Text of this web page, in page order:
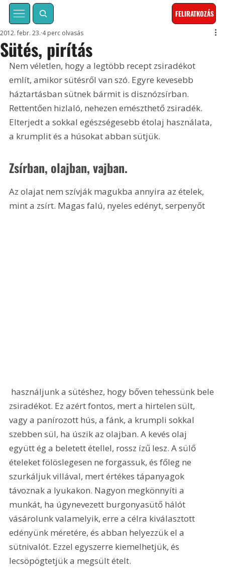
FELIRATKOZÁS
Sütés, pirítás
2012. febr. 23. 4 perc olvasás
Nem véletlen, hogy a legtöbb recept zsiradékot
említ, amikor sütésről van szó. Egyre kevesebb
háztartásban sütnek bármit is disznózsírban.
Rettentően hizlaló, nehezen emészthető zsiradék.
Elterjedt a sokkal egészségesebb étolaj használata,
a krumplit és a húsokat abban sütjük.
Zsírban, olajban, vajban.
Az olajat nem szívják magukba annyira az ételek,
mint a zsírt. Magas falú, nyeles edényt, serpenyőt
zsiradékot. Ez azért fontos, mert a hirtelen sült,
vagy a panírozott hús, a fánk, a krumpli sokkal
szebben sül, ha úszik az olajban. A kevés olaj
együtt ég a beletett étellel, rossz ízű lesz. A sülő
ételeket fölöslegesen ne forgassuk, és főleg ne
szurkáljuk villával, mert értékes tápanyagok
távoznak a lyukakon. Nagyon megkönnyíti a
munkát, ha úgynevezett burgonyasütő hálót
vásárolunk valamelyik, erre a célra kiválasztott
edényünk méretére, és abban helyezzük el a
sütnivalót. Ezzel egyszerre kiemelhetjük, és
lecsöpögtetjük a megsült ételt.